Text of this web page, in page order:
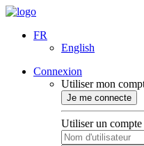
FR
English
Connexion
Utiliser mon
Je me connecte
Utiliser un